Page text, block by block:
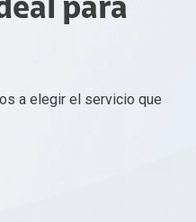
para
a elegir el servicio que